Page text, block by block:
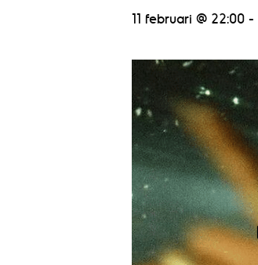
11 februari @ 22:00 -